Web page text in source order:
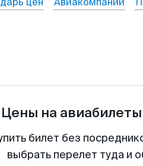
Цены на авиабилеты
билет без
выбрать перелет туда и